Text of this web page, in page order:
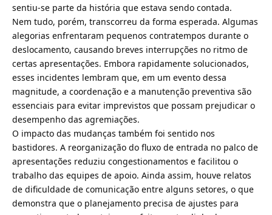
sentiu-se parte da história que estava sendo contada.
Nem tudo, porém, transcorreu da forma esperada. Algumas
alegorias enfrentaram pequenos contratempos durante o
deslocamento, causando breves interrupções no ritmo de
certas apresentações. Embora rapidamente solucionados,
esses incidentes lembram que, em um evento dessa
magnitude, a coordenação e a manutenção preventiva são
essenciais para evitar imprevistos que possam prejudicar o
desempenho das agremiações.
O impacto das mudanças também foi sentido nos
bastidores. A reorganização do fluxo de entrada no palco de
apresentações reduziu congestionamentos e facilitou o
trabalho das equipes de apoio. Ainda assim, houve relatos
de dificuldade de comunicação entre alguns setores, o que
demonstra que o planejamento precisa de ajustes para